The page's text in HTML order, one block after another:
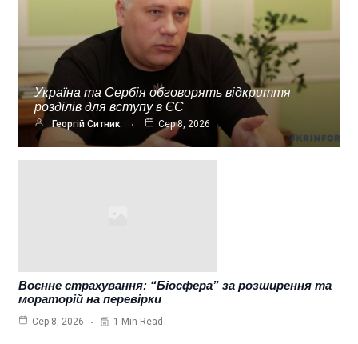
Україна та Сербія обговорять відкриття
розділів для вступу в ЄС
Георгій Ситник Сер 8, 2026
Воєнне страхування: “Біосфера” за розширення та
мораторій на перевірки
Сер 8, 2026 1 Min Read